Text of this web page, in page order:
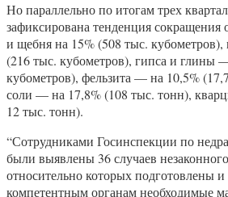
Но параллельно по итогам трех
зафиксирована тенденция сокращения
и щебня на 15% (508 тыс.
(216 тыс. кубометров), гипса и глины
кубометров), фельзита — на 10,5%
соли — на 17,8% (108 тыс. тонн),
12 тыс. тонн).
“Сотрудниками Госинспекции по
были выявлены 36 случаев
относительно которых подготовлены
компетентным органам необходимые